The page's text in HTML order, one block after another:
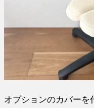
オプションのカバーを